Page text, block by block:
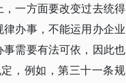
一方面要改变过去统得
办事，不能运用办企业
需要有法可依，因此也
，例如，第三十一条规